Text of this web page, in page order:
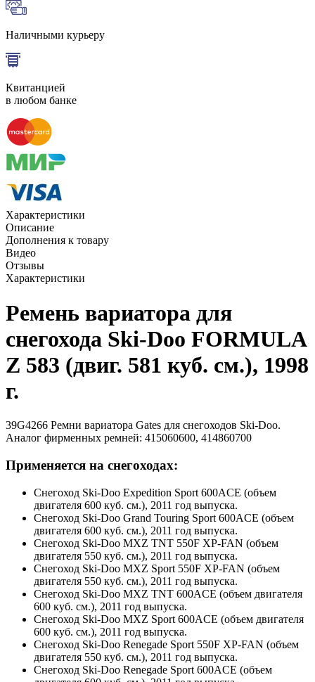
Наличными курьеру
Квитанцией
в любом банке
Характеристики
Описание
Дополнения к товару
Видео
Отзывы
Характеристики
Ремень вариатора для
снегохода Ski-Doo FORMULA
Z 583 (двиг. 581 куб. см.), 1998
г.
39G4266 Ремни вариатора Gates для снегоходов Ski-Doo.
Аналог фирменных ремней: 415060600, 414860700
Применяется на снегоходах:
Снегоход Ski-Doo Expedition Sport 600ACE (объем
двигателя 600 куб. см.), 2011 год выпуска.
Снегоход Ski-Doo Grand Touring Sport 600ACE (объем
двигателя 600 куб. см.), 2011 год выпуска.
Снегоход Ski-Doo MXZ TNT 550F XP-FAN (объем
двигателя 550 куб. см.), 2011 год выпуска.
Снегоход Ski-Doo MXZ Sport 550F XP-FAN (объем
двигателя 550 куб. см.), 2011 год выпуска.
Снегоход Ski-Doo MXZ TNT 600ACE (объем двигателя
600 куб. см.), 2011 год выпуска.
Снегоход Ski-Doo MXZ Sport 600ACE (объем двигателя
600 куб. см.), 2011 год выпуска.
Снегоход Ski-Doo Renegade Sport 550F XP-FAN (объем
двигателя 550 куб. см.), 2011 год выпуска.
Снегоход Ski-Doo Renegade Sport 600ACE (объем